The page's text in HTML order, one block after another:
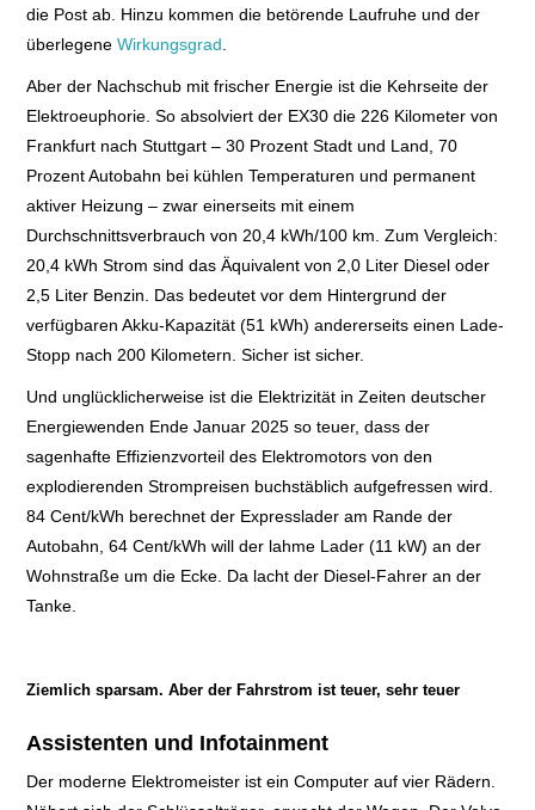
die Post ab. Hinzu kommen die betörende Laufruhe und der
überlegeneWirkungsgrad
Aber der Nachschub mit frischer Energie ist die Kehrseite der
Elektroeuphorie. So absolviert der EX30 die 226 Kilometer von
Frankfurt nach Stuttgart – 30 Prozent Stadt und Land, 70
Prozent Autobahn bei kühlen Temperaturen und permanent
aktiver Heizung – zwar einerseits mit einem
Durchschnittsverbrauch von 20,4 kWh/100 km. Zum Vergleich:
20,4 kWh Strom sind das Äquivalent von 2,0 Liter Diesel oder
2,5 Liter Benzin. Das bedeutet vor dem Hintergrund der
verfügbaren Akku-Kapazität (51 kWh) andererseits einen Lade-
Stopp nach 200 Kilometern. Sicher ist sicher.
Und unglücklicherweise ist die Elektrizität in Zeiten deutscher
Energiewenden Ende Januar 2025 so teuer, dass der
sagenhafte Effizienzvorteil des Elektromotors von den
explodierenden Strompreisen buchstäblich aufgefressen wird.
84 Cent/kWh berechnet der Expresslader am Rande der
Autobahn, 64 Cent/kWh will der lahme Lader (11 kW) an der
Wohnstraße um die Ecke. Da lacht der Diesel-Fahrer an der
Tanke.
Ziemlich sparsam. Aber der Fahrstrom ist teuer, sehr teuer
Assistenten und Infotainment
Der moderne Elektromeister ist ein Computer auf vier Rädern.